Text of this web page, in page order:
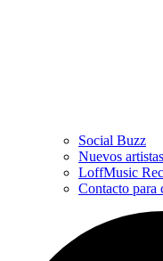
Social Buzz
Nuevos artistas
LoffMusic
Contacto para